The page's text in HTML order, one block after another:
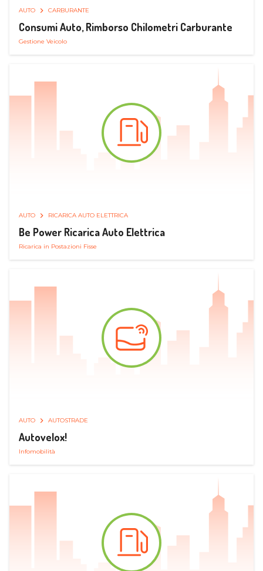
AUTO CARBURANTE
Consumi Auto, Rimborso Chilometri Carburante
Gestione Veicolo
AUTO RICARICA AUTO ELETTRICA
Be Power Ricarica Auto Elettrica
Ricarica in Postazioni Fisse
AUTO AUTOSTRADE
Autovelox!
Infomobilità